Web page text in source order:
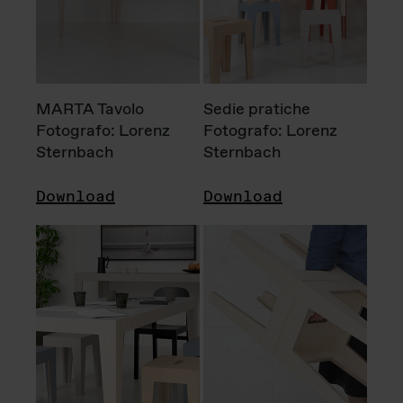
MARTA Tavolo
Fotografo: Lorenz
Sternbach
Download
Sedie pratiche
Fotografo: Lorenz
Sternbach
Download